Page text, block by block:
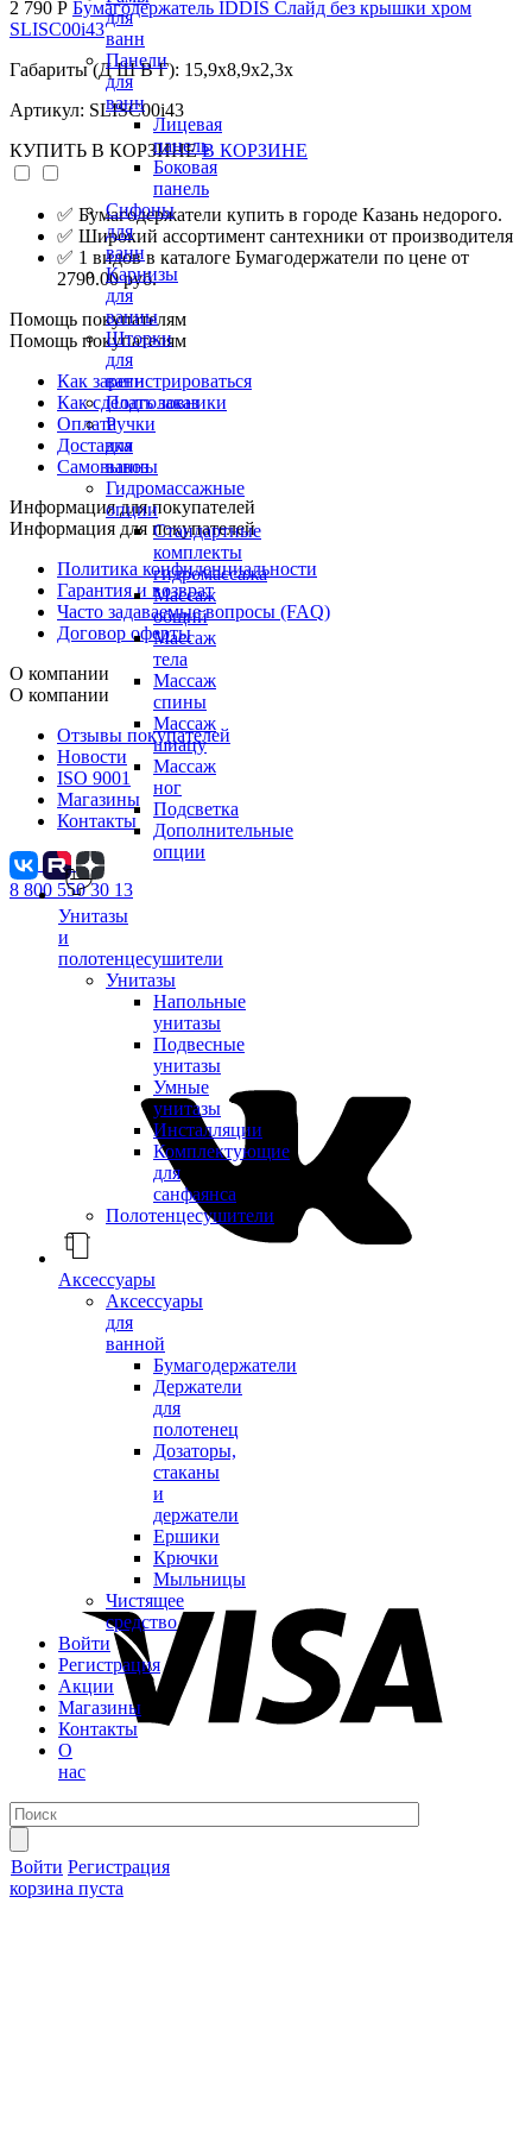
для
ванн
Панели
для
ванн
Лицевая
панель
Боковая
панель
Сифоны
для
ванн
Карнизы
для
ванны
Шторки
для
ванн
Подголовники
Ручки
для
ванны
Гидромассажные
опции
Стандартные
комплекты
гидромассажа
Массаж
общий
Массаж
тела
Массаж
спины
Массаж
шиацу
Массаж
ног
Подсветка
Дополнительные
опции
Унитазы
и
полотенцесушители
Унитазы
Напольные
унитазы
Подвесные
унитазы
Умные
унитазы
Инсталляции
Комплектующие
для
санфаянса
Полотенцесушители
Аксессуары
Аксессуары
для
ванной
Бумагодержатели
Держатели
для
полотенец
Дозаторы,
стаканы
и
держатели
Ершики
Крючки
Мыльницы
Чистящее
средство
Войти
Регистрация
Акции
Магазины
Контакты
О
нас
Войти Регистрация
корзина пуста
2 790 Р Бумагодержатель IDDIS Слайд без крышки хром
SLISC00i43
Габариты (Д Ш В Г): 15,9x8,9x2,3x
Артикул: SLISC00i43
КУПИТЬ В КОРЗИНЕ В КОРЗИНЕ
✅ Бумагодержатели купить в городе Казань недорого.
✅ Широкий ассортимент сантехники от производителя
✅ 1 видов в каталоге Бумагодержатели по цене от
2790.00 руб.
Помощь покупателям
Помощь покупателям
Как зарегистрироваться
Как сделать заказ
Оплата
Доставка
Самовывоз
Информация для покупателей
Информация для покупателей
Политика конфиденциальности
Гарантия и возврат
Часто задаваемые вопросы (FAQ)
Договор оферты
О компании
О компании
Отзывы покупателей
Новости
ISO 9001
Магазины
Контакты
8 800 550 30 13